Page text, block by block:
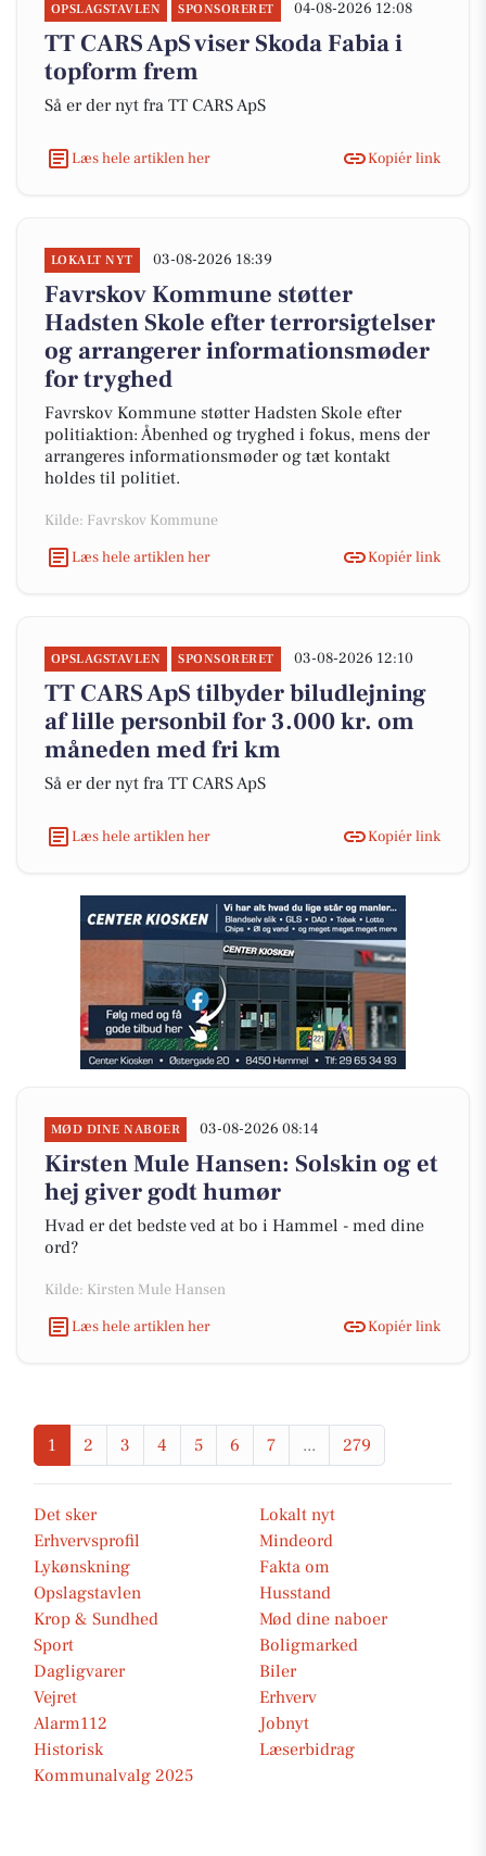
OPSLAGSTAVLEN SPONSORERET 04-08-2026 12:08
TT CARS ApS viser Skoda Fabia i
topform frem
Så er der nyt fra TT CARS ApS
Læs hele artiklen her Kopiér link
LOKALT NYT 03-08-2026 18:39
Favrskov Kommune støtter
Hadsten Skole efter terrorsigtelser
og arrangerer informationsmøder
for tryghed
Favrskov Kommune støtter Hadsten Skole efter
politiaktion: Åbenhed og tryghed i fokus, mens der
arrangeres informationsmøder og tæt kontakt
holdes til politiet.
Kilde: Favrskov Kommune
Læs hele artiklen her
Kopiér link
OPSLAGSTAVLEN SPONSORERET 03-08-2026 12:10
TT CARS ApS tilbyder biludlejning
af lille personbil for 3.000 kr. om
måneden med fri km
Så er der nyt fra TT CARS ApS
Læs hele artiklen her Kopiér link
MØD DINE NABOER 03-08-2026 08:14
Kirsten Mule Hansen: Solskin og et
hej giver godt humør
Hvad er det bedste ved at bo i Hammel - med dine
ord?
Kilde: Kirsten Mule Hansen
Læs hele artiklen her
Kopiér link
1 2 3 4 5 6 7 ... 279
Det sker
Lokalt nyt
Erhvervsprofil
Mindeord
Lykønskning
Fakta om
Opslagstavlen
Husstand
Krop & Sundhed
Mød dine naboer
Sport
Boligmarked
Dagligvarer
Biler
Vejret
Erhverv
Alarm112
Jobnyt
Historisk
Læserbidrag
Kommunalvalg 2025